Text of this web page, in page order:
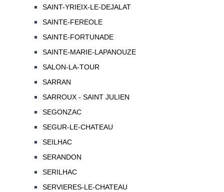
SAINT-YRIEIX-LE-DEJALAT
SAINTE-FEREOLE
SAINTE-FORTUNADE
SAINTE-MARIE-LAPANOUZE
SALON-LA-TOUR
SARRAN
SARROUX - SAINT JULIEN
SEGONZAC
SEGUR-LE-CHATEAU
SEILHAC
SERANDON
SERILHAC
SERVIERES-LE-CHATEAU